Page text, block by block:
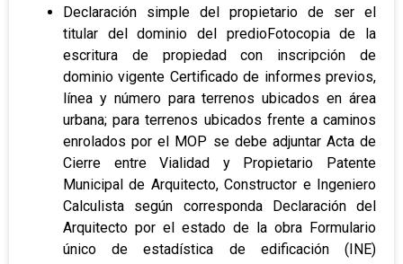
Declaración simple del propietario de ser el
titular del dominio del predioFotocopia de la
escritura de propiedad con inscripción de
dominio vigente Certificado de informes previos,
línea y número para terrenos ubicados en área
urbana; para terrenos ubicados frente a caminos
enrolados por el MOP se debe adjuntar Acta de
Cierre entre Vialidad y Propietario Patente
Municipal de Arquitecto, Constructor e Ingeniero
Calculista según corresponda Declaración del
Arquitecto por el estado de la obra Formulario
único de estadística de edificación (INE)